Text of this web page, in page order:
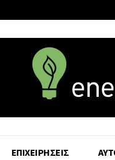
8
ΕΠΙΧΕΙΡΗΣΕΙΣ